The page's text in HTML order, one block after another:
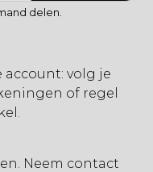
delen.
volg je
of regel
Neem contact